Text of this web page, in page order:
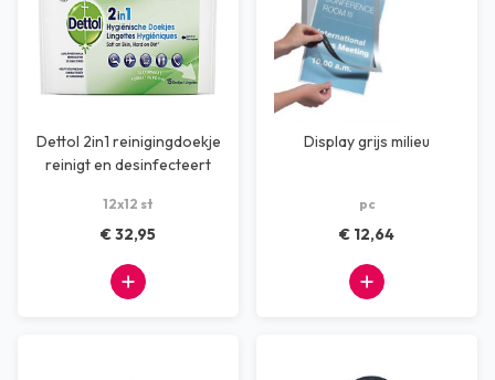
Dettol 2in1 reinigingdoekje
reinigt en desinfecteert
12x12 st
€ 32,95
Display grijs milieu
pc
€ 12,64